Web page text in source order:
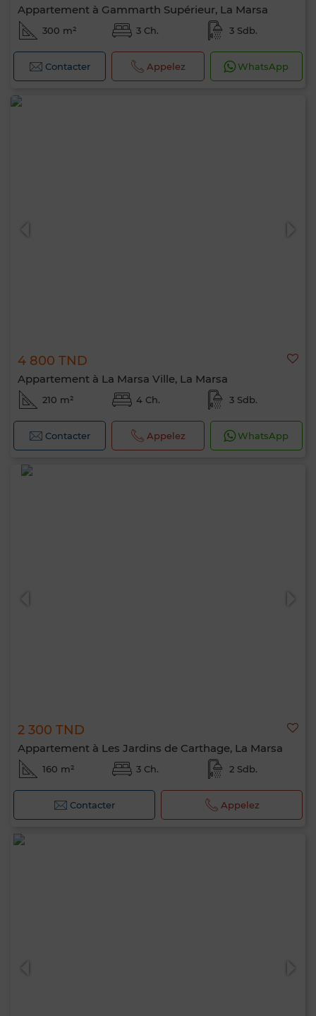
Appartement à Gammarth Supérieur, La Marsa
300 m² 3 Ch. 3 Sdb.
Contacter Appelez WhatsApp
4 800 TND
Appartement à La Marsa Ville, La Marsa
210 m² 4 Ch. 3 Sdb.
Contacter Appelez WhatsApp
2 300 TND
Appartement à Les Jardins de Carthage, La Marsa
160 m² 3 Ch. 2 Sdb.
Contacter Appelez